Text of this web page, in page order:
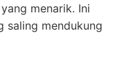
menarik. Ini
saling mendukung